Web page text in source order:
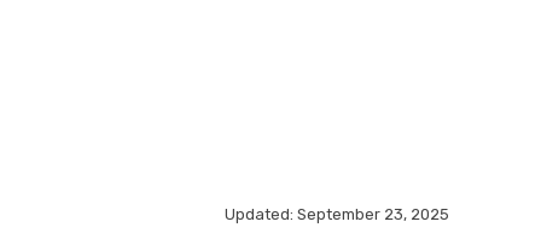
Updated: September 23, 2025